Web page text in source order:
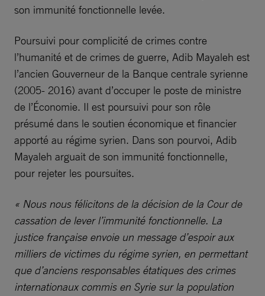
son immunité fonctionnelle levée.
Poursuivi pour complicité de crimes contre
l’humanité et de crimes de guerre, Adib Mayaleh est
l’ancien Gouverneur de la Banque centrale syrienne
(2005- 2016) avant d’occuper le poste de ministre
de l’Économie. Il est poursuivi pour son rôle
présumé dans le soutien économique et financier
apporté au régime syrien. Dans son pourvoi, Adib
Mayaleh arguait de son immunité fonctionnelle,
pour rejeter les poursuites.
« Nous nous félicitons de la décision de la Cour de
cassation de lever l’immunité fonctionnelle. La
justice française envoie un message d’espoir aux
milliers de victimes du régime syrien, en permettant
que d’anciens responsables étatiques des crimes
internationaux commis en Syrie sur la population